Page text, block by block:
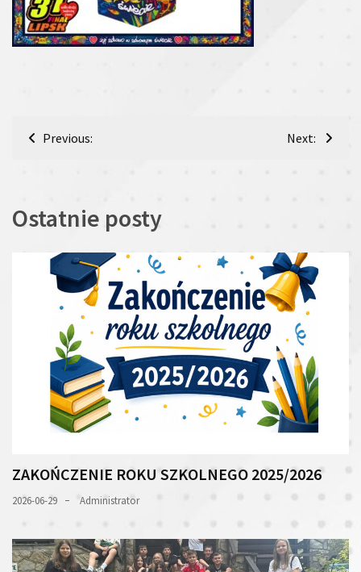
Nawigacja
Previous: Next:
Ostatnie posty
ZAKOŃCZENIE ROKU SZKOLNEGO 2025/2026
2026-06-29 Administrator